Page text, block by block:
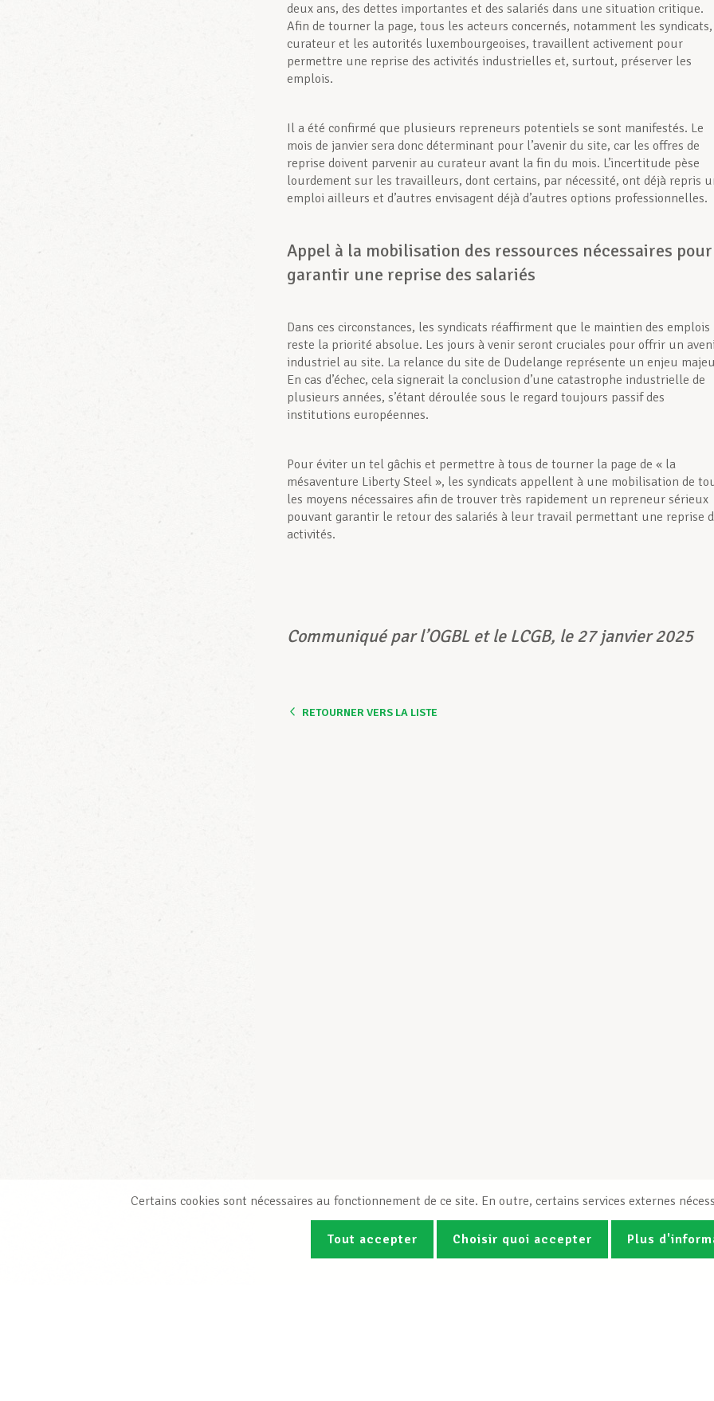
deux ans, des dettes importantes et des salariés dans une situation critique.
Afin de tourner la page, tous les acteurs concernés, notamment les
curateur et les autorités luxembourgeoises, travaillent activement pour
permettre une reprise des activités industrielles et, surtout, préserver les
emplois.
Il a été confirmé que plusieurs repreneurs potentiels se sont manifestés. Le
mois de janvier sera donc déterminant pour l’avenir du site, car les offres de
reprise doivent parvenir au curateur avant la fin du mois. L’incertitude pèse
lourdement sur les travailleurs, dont certains, par nécessité, ont déjà repris
emploi ailleurs et d’autres envisagent déjà d’autres options professionnelles.
Appel à la mobilisation des ressources nécessaires pour
garantir une reprise des salariés
Dans ces circonstances, les syndicats réaffirment que le maintien des emplois
reste la priorité absolue. Les jours à venir seront cruciales pour offrir un
industriel au site. La relance du site de Dudelange représente un enjeu
En cas d’échec, cela signerait la conclusion d’une catastrophe industrielle de
plusieurs années, s’étant déroulée sous le regard toujours passif des
institutions européennes.
Pour éviter un tel gâchis et permettre à tous de tourner la page de « la
mésaventure Liberty Steel », les syndicats appellent à une mobilisation de
les moyens nécessaires afin de trouver très rapidement un repreneur sérieux
pouvant garantir le retour des salariés à leur travail permettant une reprise
activités.
Communiqué par l’OGBL et le LCGB, le 27 janvier 2025
RETOURNER VERS LA LISTE
Certains cookies sont nécessaires au fonctionnement de ce site. En outre, certains services externes
Tout accepter Choisir quoi accepter Plus